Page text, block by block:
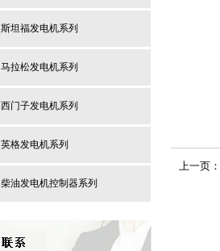
斯坦福发电机系列
马拉松发电机系列
西门子发电机系列
英格发电机系列
柴油发电机控制器系列
上一页：